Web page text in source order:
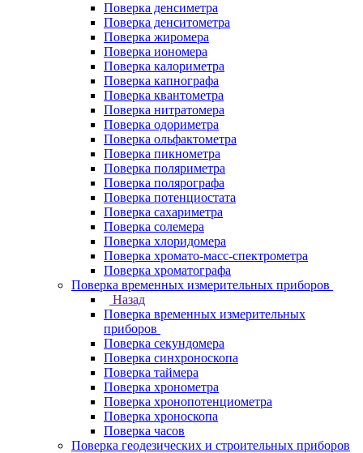
Поверка денсиметра
Поверка денситометра
Поверка жиромера
Поверка иономера
Поверка калориметра
Поверка капнографа
Поверка квантометра
Поверка нитратомера
Поверка одориметра
Поверка ольфактометра
Поверка пикнометра
Поверка поляриметра
Поверка полярографа
Поверка потенциостата
Поверка сахариметра
Поверка солемера
Поверка хлоридомера
Поверка хромато-масс-спектрометра
Поверка хроматографа
Поверка временных измерительных приборов
Назад
Поверка временных измерительных
приборов
Поверка секундомера
Поверка синхроноскопа
Поверка таймера
Поверка хронометра
Поверка хронопотенциометра
Поверка хроноскопа
Поверка часов
Поверка геодезических и строительных приборов